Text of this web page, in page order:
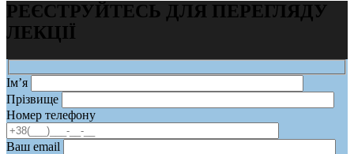
РЕЄСТРУЙТЕСЬ ДЛЯ ПЕРЕГЛЯДУ
ЛЕКЦІЇ
Ім’я
Прізвище
Номер телефону
Ваш email